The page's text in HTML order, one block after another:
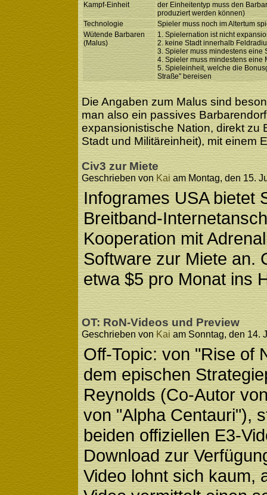
Kampf-Einheit
der Einheitentyp muss den
produziert werden können)
Technologie
Spieler muss noch im Altertum
Wütende Barbaren
(Malus)
1. Spielernation ist nicht
2. keine Stadt innerhalb
3. Spieler muss mindestens eine
4. Spieler muss mindestens eine
5. Spieleinheit, welche die
Straße" bereisen
Die Angaben zum Malus sind
man also ein passives
expansionistische Nation, direkt zu
Stadt und Militäreinheit), mit einem
Civ3 zur Miete
Geschrieben vonKai am Montag, den 15.
Infogrames USA bietet
Breitband-
Kooperation mit
Software zur Miete an.
etwa $5 pro Monat ins
OT: RoN-Videos und Preview
Geschrieben vonKai am Sonntag, den 14.
Off-Topic: von "Rise of
dem epischen
Reynolds (Co-Autor
von "Alpha Centauri"),
beiden offiziellen E3-
Download zur
Video lohnt sich kaum,